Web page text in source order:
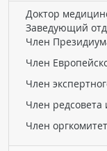
Доктор
Заведующий
Член
Член
Член
Член редсовета
Член